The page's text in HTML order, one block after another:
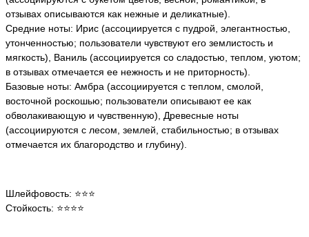
отзывах описываются как нежные и деликатные).
Средние ноты: Ирис (ассоциируется с пудрой, элегантностью,
утонченностью; пользователи чувствуют его землистость и
мягкость), Ваниль (ассоциируется со сладостью, теплом, уютом;
в отзывах отмечается ее нежность и не приторность).
Базовые ноты: Амбра (ассоциируется с теплом, смолой,
восточной роскошью; пользователи описывают ее как
обволакивающую и чувственную), Древесные ноты
(ассоциируются с лесом, землей, стабильностью; в отзывах
отмечается их благородство и глубину).
Шлейфовость: ⭐️⭐️⭐️
Стойкость: ⭐️⭐️⭐️⭐️